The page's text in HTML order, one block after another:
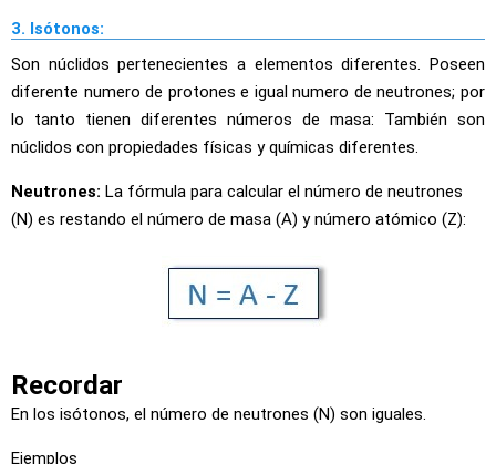
3. Isótonos:
Son núclidos pertenecientes a elementos diferentes. Poseen
diferente numero de protones e igual numero de neutrones; por
lo tanto tienen diferentes números de masa: También son
núclidos con propiedades físicas y químicas diferentes.
Neutrones: La fórmula para calcular el número de neutrones
(N) es restando el número de masa (A) y número atómico (Z):
Recordar
En los isótonos, el número de neutrones (N) son iguales.
Ejemplos